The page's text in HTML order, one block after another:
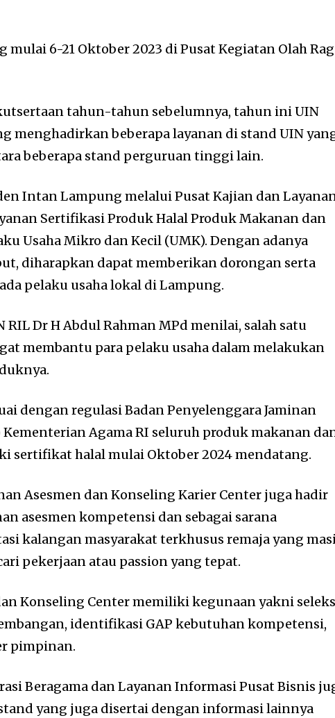
mulai 6-21 Oktober 2023 di Pusat Kegiatan Olah
tahun-tahun sebelumnya, tahun ini UIN
menghadirkan beberapa layanan di stand UIN
beberapa stand perguruan tinggi lain.
Intan Lampung melalui Pusat Kajian dan
Sertifikasi Produk Halal Produk Makanan dan
Usaha Mikro dan Kecil (UMK). Dengan adanya
diharapkan dapat memberikan dorongan serta
pelaku usaha lokal di Lampung.
RIL Dr H Abdul Rahman MPd menilai, salah satu
membantu para pelaku usaha dalam melakukan
dengan regulasi Badan Penyelenggara Jaminan
Kementerian Agama RI seluruh produk makanan
sertifikat halal mulai Oktober 2024 mendatang.
Asesmen dan Konseling Karier Center juga hadir
asesmen kompetensi dan sebagai sarana
kalangan masyarakat terkhusus remaja yang
pekerjaan atau passion yang tepat.
Konseling Center memiliki kegunaan yakni
identifikasi GAP kebutuhan kompetensi,
pimpinan.
Beragama dan Layanan Informasi Pusat Bisnis
yang juga disertai dengan informasi lainnya